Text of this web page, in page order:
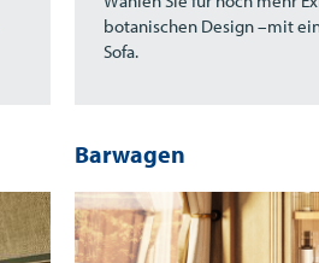
botanischen Design –mit
Sofa.
Barwagen